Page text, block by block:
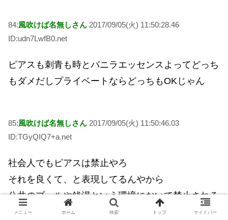
84:風吹けば名無しさん 2017/09/05(火) 11:50:28.46
ID:udn7LwfB0.net
ピアスも刺青も時とバニラエッセンスよってどっち
もダメだしプライベートならどっちもOKじゃん
85:風吹けば名無しさん 2017/09/05(火) 11:50:46.03
ID:TGyQIQ7+a.net
社会人でもピアスは禁止やろ
それを良くて、と表現してるんやから
公共のプールや銭湯という環境において禁止される
適切な理由を答えろってことやろ
メニュー ホーム 検索 トップ サイドバー